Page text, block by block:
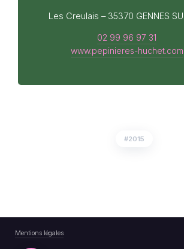
Les Creulais – 35370 GENNES
02 99 96 97 31
www.pepinieres-huchet.com
2015
Mentions légales